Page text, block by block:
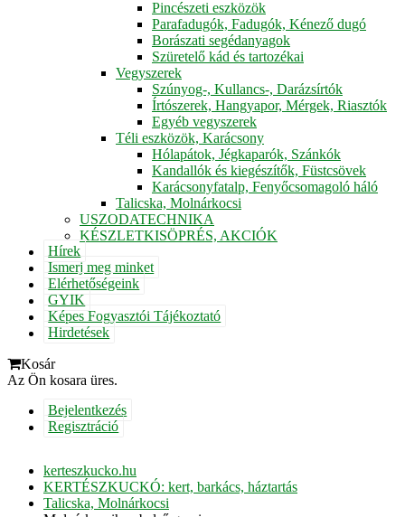
Pincészeti eszközök
Parafadugók, Fadugók, Kénező dugó
Borászati segédanyagok
Szüretelő kád és tartozékai
Vegyszerek
Szúnyog-, Kullancs-, Darázsírtók
Írtószerek, Hangyapor, Mérgek, Riasztók
Egyéb vegyszerek
Téli eszközök, Karácsony
Hólapátok, Jégkaparók, Szánkók
Kandallók és kiegészítők, Füstcsövek
Karácsonyfatalp, Fenyőcsomagoló háló
Talicska, Molnárkocsi
USZODATECHNIKA
KÉSZLETKISÖPRÉS, AKCIÓK
Hírek
Ismerj meg minket
Elérhetőségeink
GYIK
Képes Fogyasztói Tájékoztató
Hirdetések
Kosár
Az Ön kosara üres.
Bejelentkezés
Regisztráció
kerteszkucko.hu
KERTÉSZKUCKÓ: kert, barkács, háztartás
Talicska, Molnárkocsi